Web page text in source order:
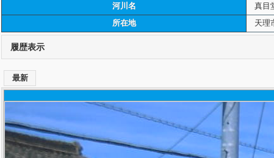
河川名
真目
所在地
天理
履歴表示
最新